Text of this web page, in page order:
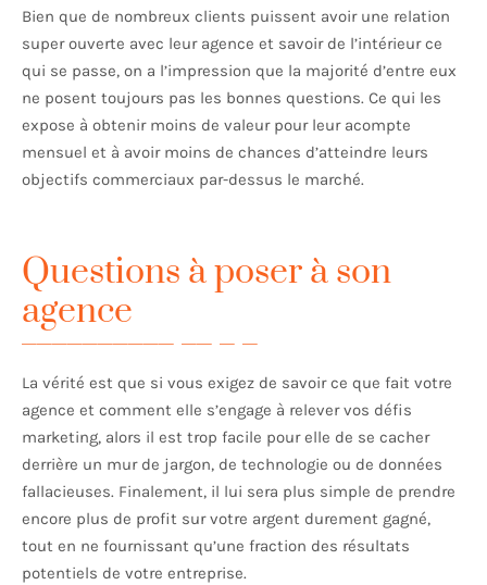
Bien que de nombreux clients puissent avoir une relation
super ouverte avec leur agence et savoir de l’intérieur ce
qui se passe, on a l’impression que la majorité d’entre eux
ne posent toujours pas les bonnes questions. Ce qui les
expose à obtenir moins de valeur pour leur acompte
mensuel et à avoir moins de chances d’atteindre leurs
objectifs commerciaux par-dessus le marché.
Questions à poser à son
agence
La vérité est que si vous exigez de savoir ce que fait votre
agence et comment elle s’engage à relever vos défis
marketing, alors il est trop facile pour elle de se cacher
derrière un mur de jargon, de technologie ou de données
fallacieuses. Finalement, il lui sera plus simple de prendre
encore plus de profit sur votre argent durement gagné,
tout en ne fournissant qu’une fraction des résultats
potentiels de votre entreprise.